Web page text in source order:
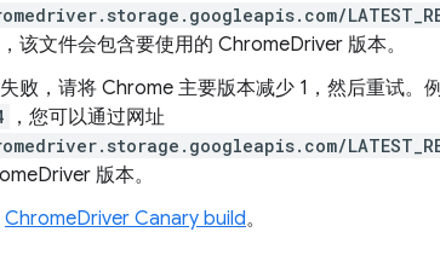
该文件会包含要使用的 ChromeDriver 版本。
败，请将 Chrome 主要版本减少 1，然后重试。
，您可以通过网址
版本。
ChromeDriver Canary build。